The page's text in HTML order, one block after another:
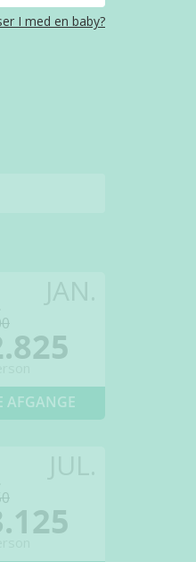
I med en baby?
AFGANGE